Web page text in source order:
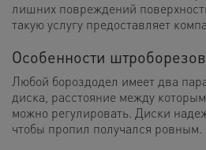
лишних повреждений
такую услугу предоставляет
Особенности штроборезов
Любой бороздодел имеет два
диска, расстояние между
можно регулировать. Диски
чтобы пропил получался ровным.